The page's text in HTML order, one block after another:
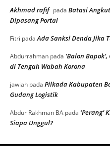
Akhmad rafif pada Batasi
Dipasang Portal
Fitri padaAda Sanksi Denda Jika
Abdurrahman pada ‘Balon
di Tengah Wabah Korona
jawiah pada Pilkada Kabupaten
Gudang Logistik
Abdur Rakhman BA pada
Siapa Unggul?